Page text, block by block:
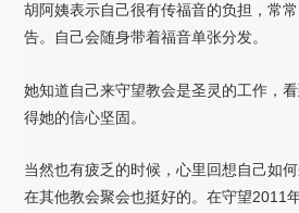
胡阿姨表示自己很有传福音的负担，常
告。自己会随身带着福音单张分发。
她知道自己来守望教会是圣灵的工作，
得她的信心坚固。
当然也有疲乏的时候，心里回想自己如
在其他教会聚会也挺好的。在守望2011